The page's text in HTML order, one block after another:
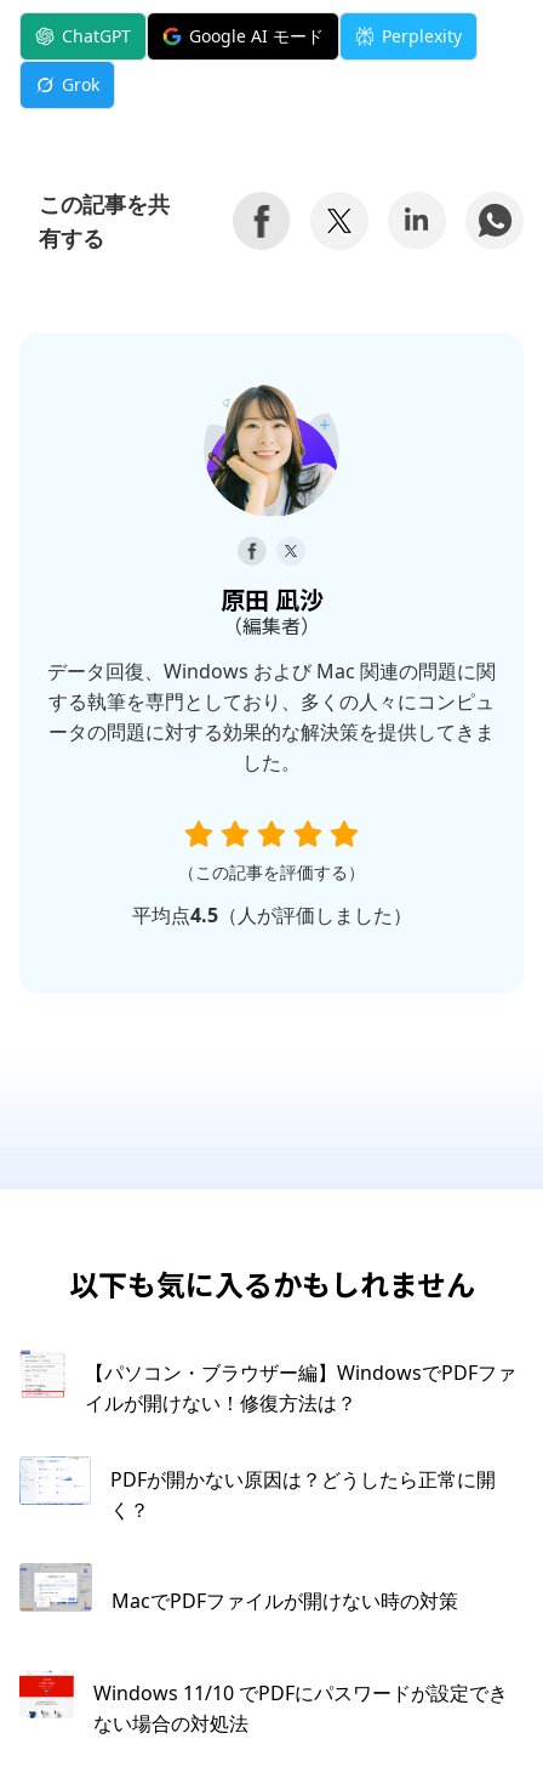
ChatGPT Google AI モード Perplexity
Grok
この記事を共
有する
原田 凪沙
（編集者）
データ回復、Windows および Mac 関連の問題に関
する執筆を専門としており、多くの人々にコンピュ
ータの問題に対する効果的な解決策を提供してきま
した。
（この記事を評価する）
平均点4.5（人が評価しました）
以下も気に入るかもしれません
【パソコン・ブラウザー編】WindowsでPDFファ
イルが開けない！修復方法は？
PDFが開かない原因は？どうしたら正常に開
く？
MacでPDFファイルが開けない時の対策
Windows 11/10 でPDFにパスワードが設定でき
ない場合の対処法